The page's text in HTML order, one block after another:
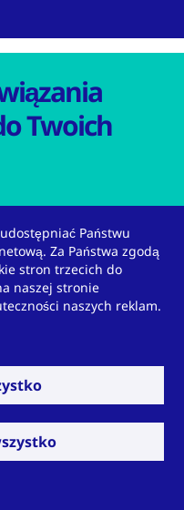
Twoich
z nami
Państwu
Za Państwa zgodą
stron trzecich do
naszej stronie
naszych reklam.